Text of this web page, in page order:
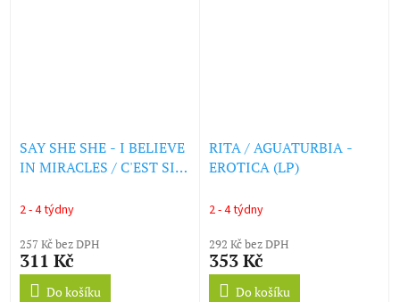
SAY SHE SHE - I BELIEVE
IN MIRACLES / C'EST SI
2 - 4 týdny
257 Kč bez DPH
311 Kč
Do košíku
RITA / AGUATURBIA -
EROTICA (LP)
2 - 4 týdny
292 Kč bez DPH
353 Kč
Do košíku